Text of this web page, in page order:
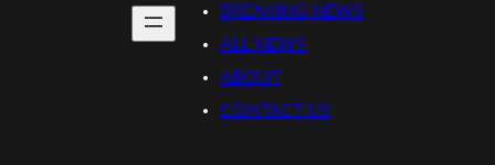
BREAKING NEWS
ALL NEWS
ABOUT
CONTACT US